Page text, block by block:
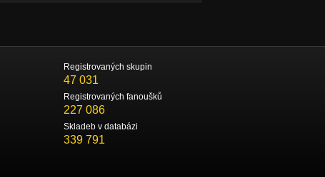
Registrovaných skupin
47 031
Registrovaných fanoušků
227 086
Skladeb v databázi
339 791